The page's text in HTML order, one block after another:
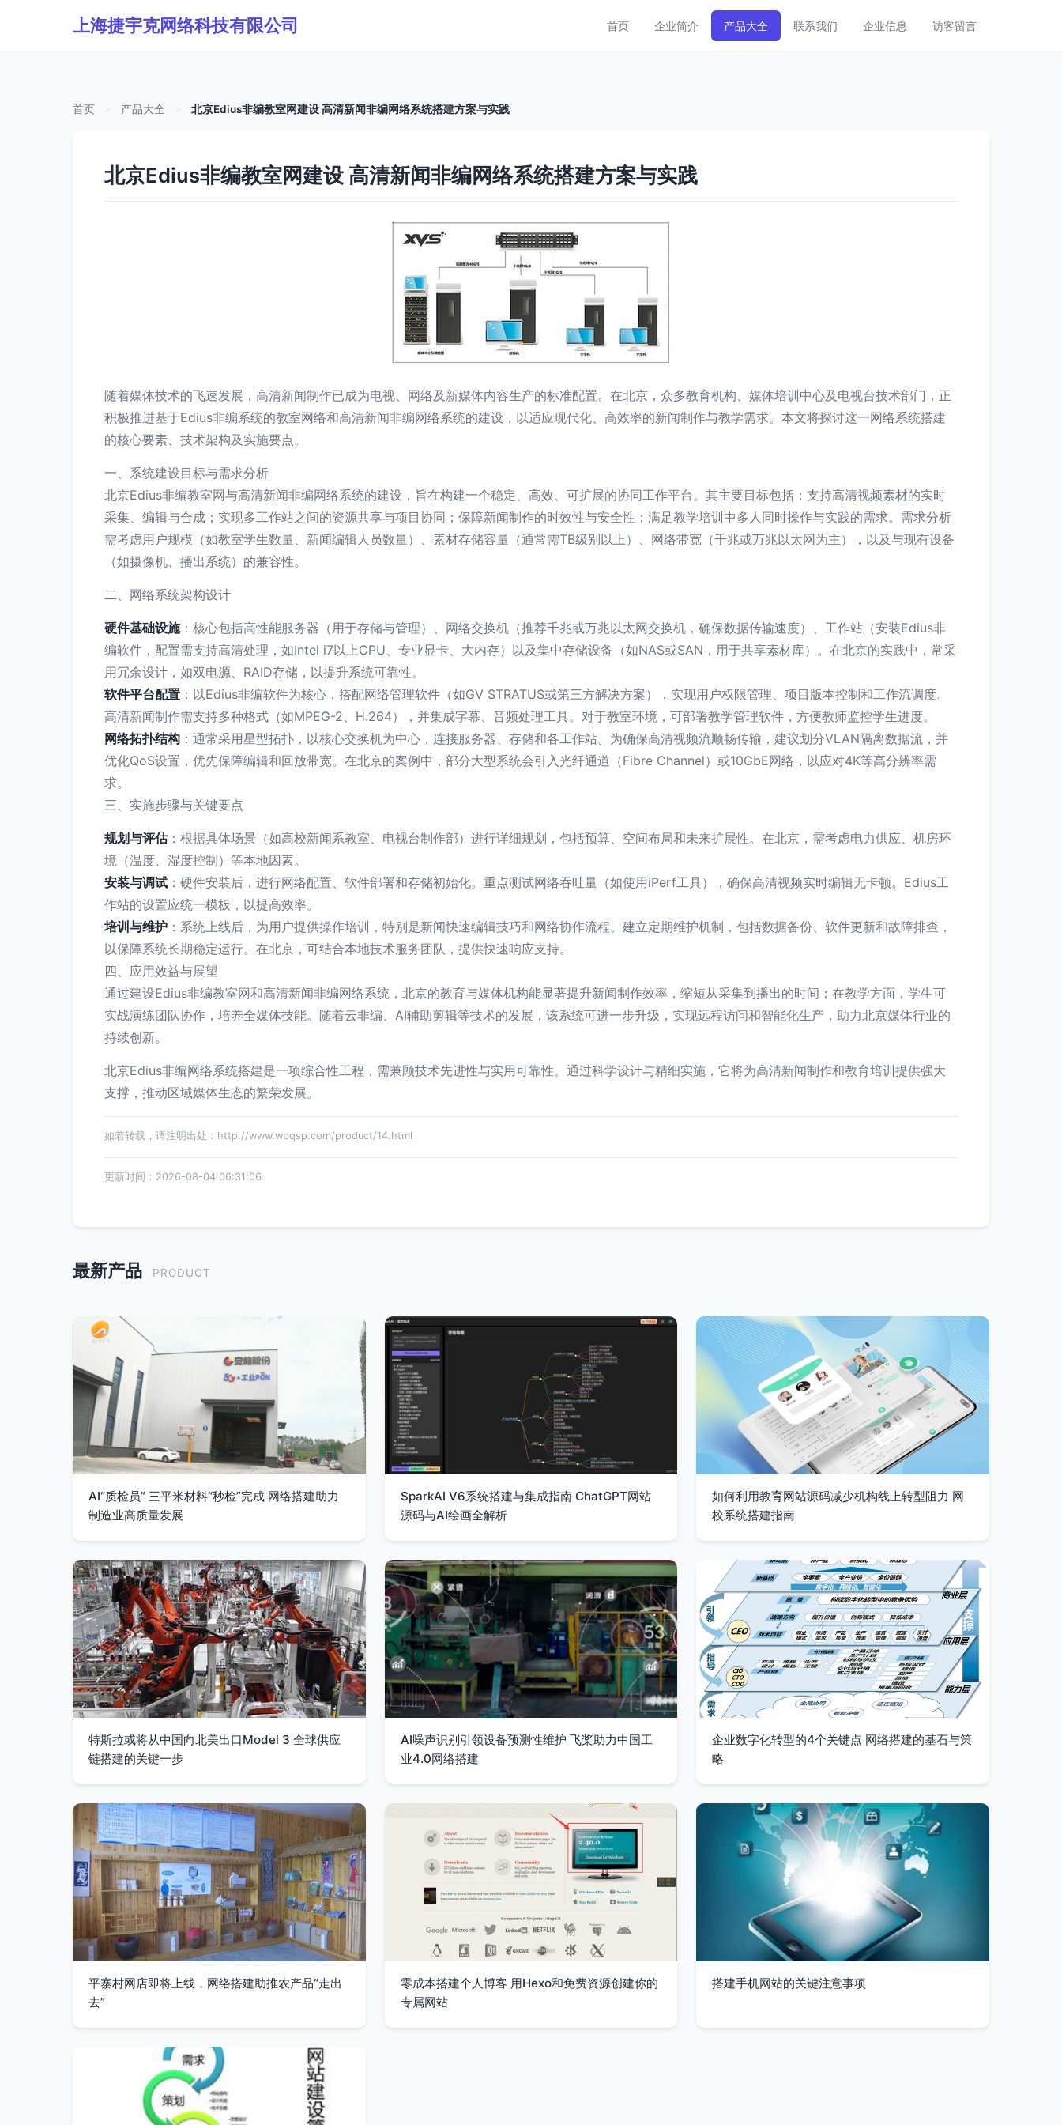
上海捷宇克网络科技有限公司 首页 企业简介 产品大全 联系我们 企业信息 访客留言
首页 产品大全 北京Edius非编教室网建设 高清新闻非编网络系统搭建方案与实践
北京Edius非编教室网建设 高清新闻非编网络系统搭建方案与实践
随着媒体技术的飞速发展，高清新闻制作已成为电视、网络及新媒体内容生产的标准配置。在北京，众多教育机构、媒体培训中心及电视台技术部门，正
积极推进基于Edius非编系统的教室网络和高清新闻非编网络系统的建设，以适应现代化、高效率的新闻制作与教学需求。本文将探讨这一网络系统搭建
的核心要素、技术架构及实施要点。
一、系统建设目标与需求分析
北京Edius非编教室网与高清新闻非编网络系统的建设，旨在构建一个稳定、高效、可扩展的协同工作平台。其主要目标包括：支持高清视频素材的实时
采集、编辑与合成；实现多工作站之间的资源共享与项目协同；保障新闻制作的时效性与安全性；满足教学培训中多人同时操作与实践的需求。需求分析
需考虑用户规模（如教室学生数量、新闻编辑人员数量）、素材存储容量（通常需TB级别以上）、网络带宽（千兆或万兆以太网为主），以及与现有设备
（如摄像机、播出系统）的兼容性。
二、网络系统架构设计
硬件基础设施：核心包括高性能服务器（用于存储与管理）、网络交换机（推荐千兆或万兆以太网交换机，确保数据传输速度）、工作站（安装Edius非
编软件，配置需支持高清处理，如Intel i7以上CPU、专业显卡、大内存）以及集中存储设备（如NAS或SAN，用于共享素材库）。在北京的实践中，常采
用冗余设计，如双电源、RAID存储，以提升系统可靠性。
软件平台配置 ：以Edius非编软件为核心，搭配网络管理软件（如GV STRATUS或第三方解决方案），实现用户权限管理、项目版本控制和工作流调度。
高清新闻制作需支持多种格式（如MPEG-2、H.264），并集成字幕、音频处理工具。对于教室环境，可部署教学管理软件，方便教师监控学生进度。
网络拓扑结构 ：通常采用星型拓扑，以核心交换机为中心，连接服务器、存储和各工作站。为确保高清视频流顺畅传输，建议划分VLAN隔离数据流，并
优化QoS设置，优先保障编辑和回放带宽。在北京的案例中，部分大型系统会引入光纤通道（Fibre Channel）或10GbE网络，以应对4K等高分辨率需
求。
三、实施步骤与关键要点
规划与评估：根据具体场景（如高校新闻系教室、电视台制作部）进行详细规划，包括预算、空间布局和未来扩展性。在北京，需考虑电力供应、机房环
境（温度、湿度控制）等本地因素。
安装与调试 ：硬件安装后，进行网络配置、软件部署和存储初始化。重点测试网络吞吐量（如使用iPerf工具），确保高清视频实时编辑无卡顿。Edius工
作站的设置应统一模板，以提高效率。
培训与维护 ：系统上线后，为用户提供操作培训，特别是新闻快速编辑技巧和网络协作流程。建立定期维护机制，包括数据备份、软件更新和故障排查，
以保障系统长期稳定运行。在北京，可结合本地技术服务团队，提供快速响应支持。
四、应用效益与展望
通过建设Edius非编教室网和高清新闻非编网络系统，北京的教育与媒体机构能显著提升新闻制作效率，缩短从采集到播出的时间；在教学方面，学生可
实战演练团队协作，培养全媒体技能。随着云非编、AI辅助剪辑等技术的发展，该系统可进一步升级，实现远程访问和智能化生产，助力北京媒体行业的
持续创新。
北京Edius非编网络系统搭建是一项综合性工程，需兼顾技术先进性与实用可靠性。通过科学设计与精细实施，它将为高清新闻制作和教育培训提供强大
支撑，推动区域媒体生态的繁荣发展。
如若转载，请注明出处：http://www.wbqsp.com/product/14.html
更新时间：2026-08-04 06:31:06
最新产品 PRODUCT
AI“质检员” 三平米材料“秒检”完成 网络搭建助力
制造业高质量发展
SparkAI V6系统搭建与集成指南 ChatGPT网站
源码与AI绘画全解析
如何利用教育网站源码减少机构线上转型阻力 网
校系统搭建指南
特斯拉或将从中国向北美出口Model 3 全球供应
链搭建的关键一步
AI噪声识别引领设备预测性维护 飞桨助力中国工
业4.0网络搭建
企业数字化转型的4个关键点 网络搭建的基石与策
略
平寨村网店即将上线，网络搭建助推农产品“走出
去”
零成本搭建个人博客 用Hexo和免费资源创建你的
专属网站
搭建手机网站的关键注意事项